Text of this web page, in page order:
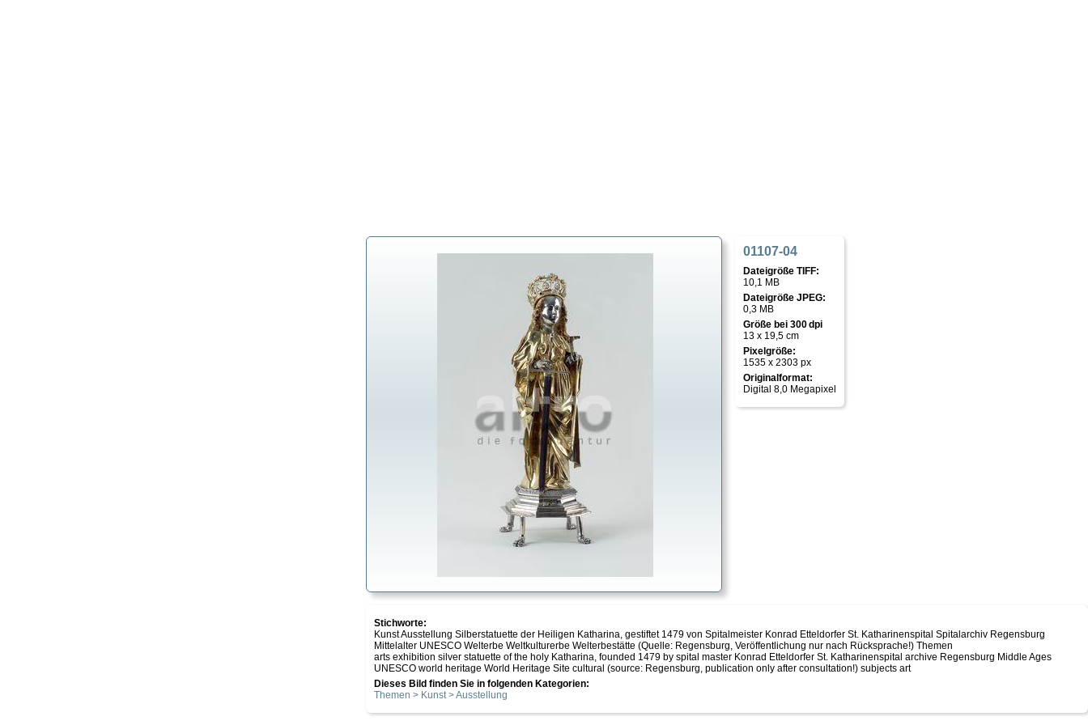
01107-04
Dateigröße TIFF:
10,1 MB
Dateigröße JPEG:
0,3 MB
Größe bei 300 dpi
13 x 19,5 cm
Pixelgröße:
1535 x 2303 px
Originalformat:
Digital 8,0 Megapixel
Stichworte:
Kunst Ausstellung Silberstatuette der Heiligen Katharina, gestiftet 1479 von Spitalmeister Konrad Etteldorfer St. Katharinenspital Spitalarchiv Regensburg
Mittelalter UNESCO Welterbe Weltkulturerbe Welterbestätte (Quelle: Regensburg, Veröffentlichung nur nach Rücksprache!) Themen
arts exhibition silver statuette of the holy Katharina, founded 1479 by spital master Konrad Etteldorfer St. Katharinenspital archive Regensburg Middle Ages
UNESCO world heritage World Heritage Site cultural (source: Regensburg, publication only after consultation!) subjects art
Dieses Bild finden Sie in folgenden Kategorien:
Themen > Kunst > Ausstellung